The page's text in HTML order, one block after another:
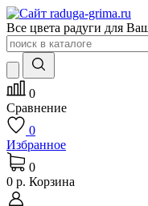
Все цвета радуги для
0
Сравнение
0
Избранное
0
0 р. Корзина